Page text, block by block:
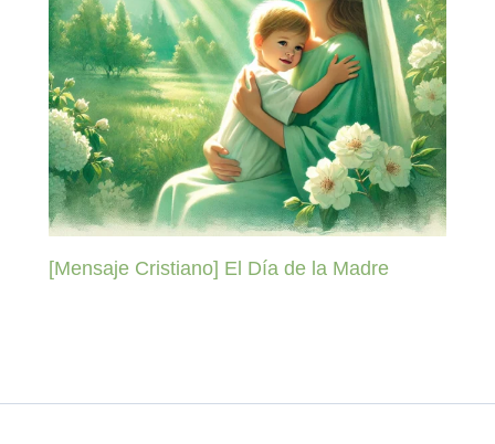
[Mensaje Cristiano] El Día de la Madre